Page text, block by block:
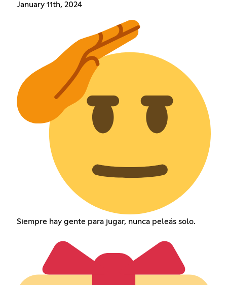
January 11th, 2024
Siempre hay gente para jugar, nunca peleás solo.